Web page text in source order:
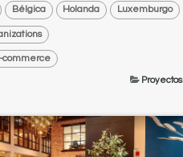
Bélgica Holanda Luxemburgo
commerce
Proyectos